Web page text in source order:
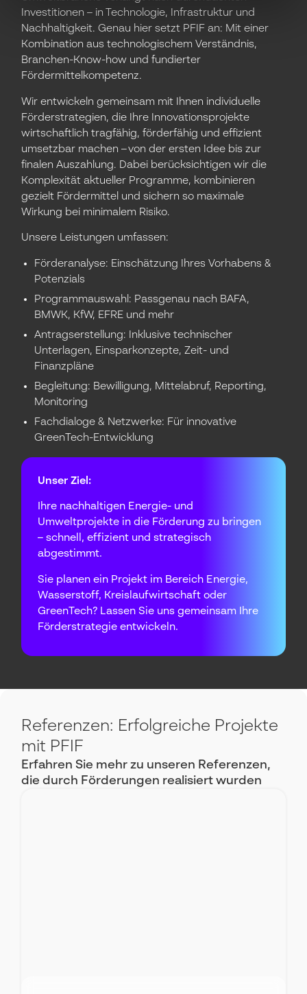
Investitionen – in Technologie, Infrastruktur und
Nachhaltigkeit. Genau hier setzt PFIF an: Mit einer
Kombination aus technologischem Verständnis,
Branchen-Know-how und fundierter
Fördermittelkompetenz.
Wir entwickeln gemeinsam mit Ihnen individuelle
Förderstrategien, die Ihre Innovationsprojekte
wirtschaftlich tragfähig, förderfähig und effizient
umsetzbar machen – von der ersten Idee bis zur
finalen Auszahlung. Dabei berücksichtigen wir die
Komplexität aktueller Programme, kombinieren
gezielt Fördermittel und sichern so maximale
Wirkung bei minimalem Risiko.
Unsere Leistungen umfassen:
Förderanalyse: Einschätzung Ihres Vorhabens &
Potenzials
Programmauswahl: Passgenau nach BAFA,
BMWK, KfW, EFRE und mehr
Antragserstellung: Inklusive technischer
Unterlagen, Einsparkonzepte, Zeit- und
Finanzpläne
Begleitung: Bewilligung, Mittelabruf, Reporting,
Monitoring
Fachdialoge & Netzwerke: Für innovative
GreenTech-Entwicklung
Unser Ziel:
Ihre nachhaltigen Energie- und
Umweltprojekte in die Förderung zu bringen
– schnell, effizient und strategisch
abgestimmt.
Sie planen ein Projekt im Bereich Energie,
Wasserstoff, Kreislaufwirtschaft oder
GreenTech? Lassen Sie uns gemeinsam Ihre
Förderstrategie entwickeln.
Referenzen: Erfolgreiche Projekte
mit PFIF
Erfahren Sie mehr zu unseren Referenzen,
die durch Förderungen realisiert wurden